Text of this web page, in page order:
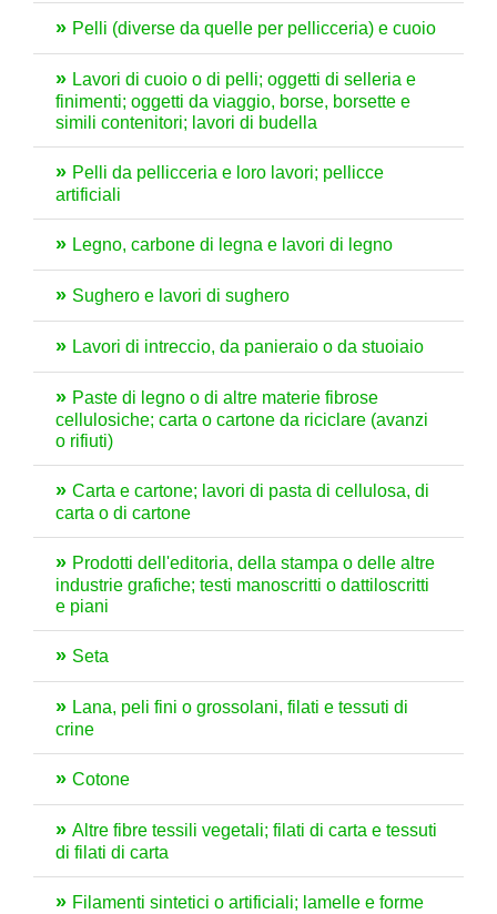
Pelli (diverse da quelle per pellicceria) e cuoio
Lavori di cuoio o di pelli; oggetti di selleria e
finimenti; oggetti da viaggio, borse, borsette e
simili contenitori; lavori di budella
Pelli da pellicceria e loro lavori; pellicce
artificiali
Legno, carbone di legna e lavori di legno
Sughero e lavori di sughero
Lavori di intreccio, da panieraio o da stuoiaio
Paste di legno o di altre materie fibrose
cellulosiche; carta o cartone da riciclare (avanzi
o rifiuti)
Carta e cartone; lavori di pasta di cellulosa, di
carta o di cartone
Prodotti dell'editoria, della stampa o delle altre
industrie grafiche; testi manoscritti o dattiloscritti
e piani
Seta
Lana, peli fini o grossolani, filati e tessuti di
crine
Cotone
Altre fibre tessili vegetali; filati di carta e tessuti
di filati di carta
Filamenti sintetici o artificiali; lamelle e forme